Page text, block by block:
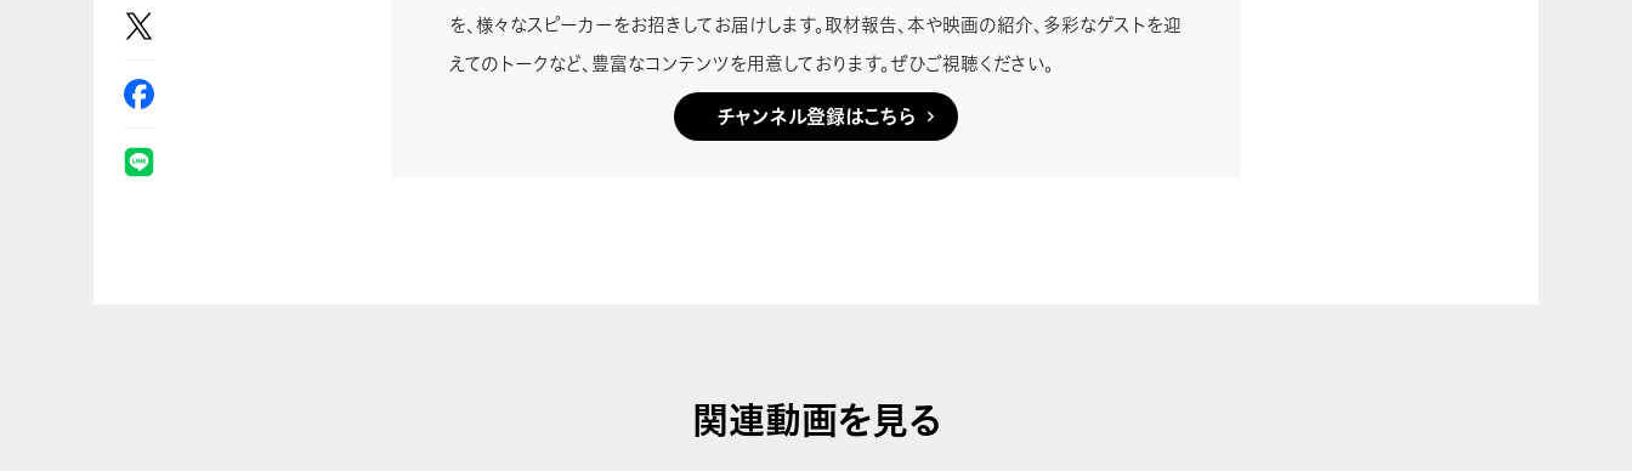
を、様々なスピーカーをお招きしてお届けします。取材報告、本や映画の紹介、多彩なゲストを迎
えてのトークなど、豊富なコンテンツを用意しております。ぜひご視聴ください。
チャンネル登録はこちら
関連動画を見る